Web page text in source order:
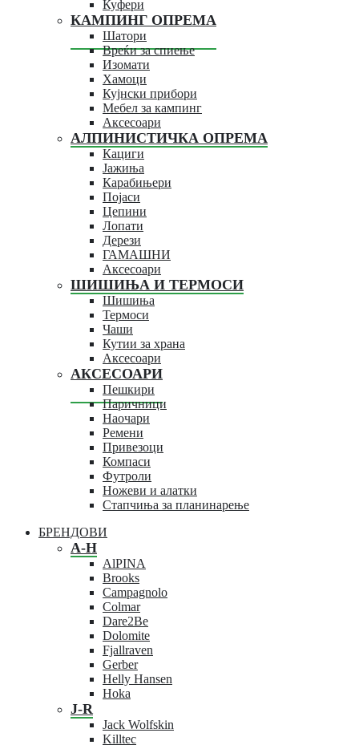
Куфери
КАМПИНГ ОПРЕМА
Шатори
Вреќи за спиење
Изомати
Хамоци
Кујнски прибори
Мебел за кампинг
Аксесоари
АЛПИНИСТИЧКА ОПРЕМА
Кациги
Јажиња
Карабињери
Појаси
Цепини
Лопати
Дерези
ГАМАШНИ
Аксесоари
ШИШИЊА И ТЕРМОСИ
Шишиња
Термоси
Чаши
Кутии за храна
Аксесоари
АКСЕСОАРИ
Пешкири
Паричници
Наочари
Ремени
Привезоци
Компаси
Футроли
Ножеви и алатки
Стапчиња за планинарење
БРЕНДОВИ
A-H
AlPINA
Brooks
Campagnolo
Colmar
Dare2Be
Dolomite
Fjallraven
Gerber
Helly Hansen
Hoka
J-R
Jack Wolfskin
Killtec